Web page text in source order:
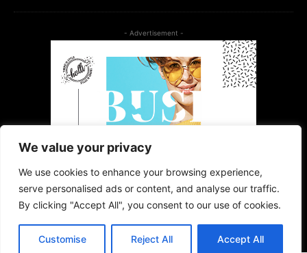
We value your privacy
We use cookies to enhance your browsing experience,
serve personalised ads or content, and analyse our traffic.
By clicking "Accept All", you consent to our use of cookies.
Customise Reject All Accept All
- Advertisement -